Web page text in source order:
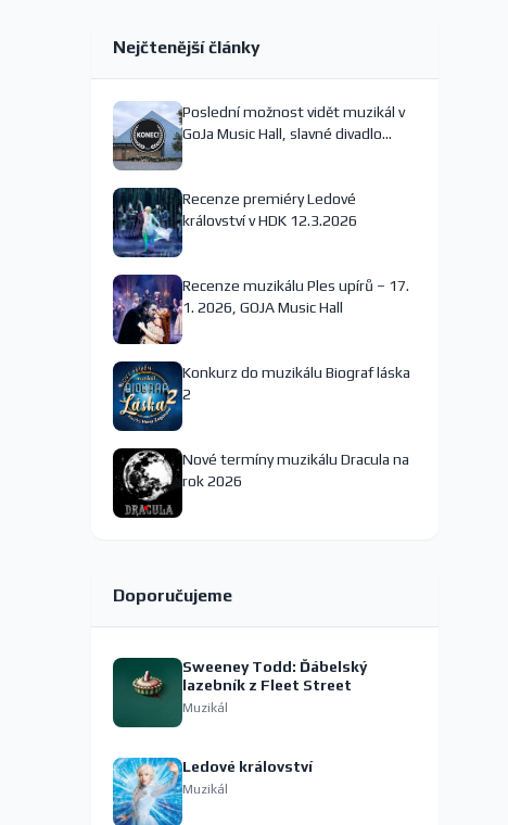
Nejčtenější články
Poslední možnost vidět muzikál v
GoJa Music Hall, slavné divadlo
Recenze premiéry Ledové
království v HDK 12.3.2026
Recenze muzikálu Ples upírů – 17.
1. 2026, GOJA Music Hall
Konkurz do muzikálu Biograf láska
2
Nové termíny muzikálu Dracula na
rok 2026
Doporučujeme
Sweeney Todd: Ďábelský
lazebník z Fleet Street
Muzikál
Ledové království
Muzikál